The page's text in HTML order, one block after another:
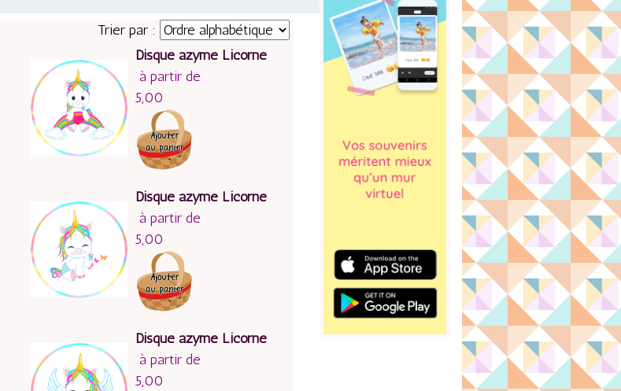
Trier par :
Disque azyme Licorne
à partir de
5,00
Disque azyme Licorne
à partir de
5,00
Disque azyme Licorne
à partir de
5,00